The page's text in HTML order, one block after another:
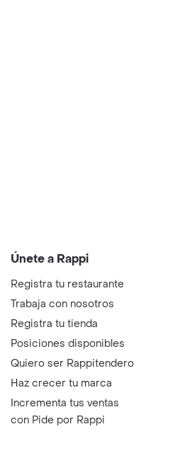
Únete a Rappi
Registra tu restaurante
Trabaja con nosotros
Registra tu tienda
Posiciones disponibles
Quiero ser Rappitendero
Haz crecer tu marca
Incrementa tus ventas
con Pide por Rappi